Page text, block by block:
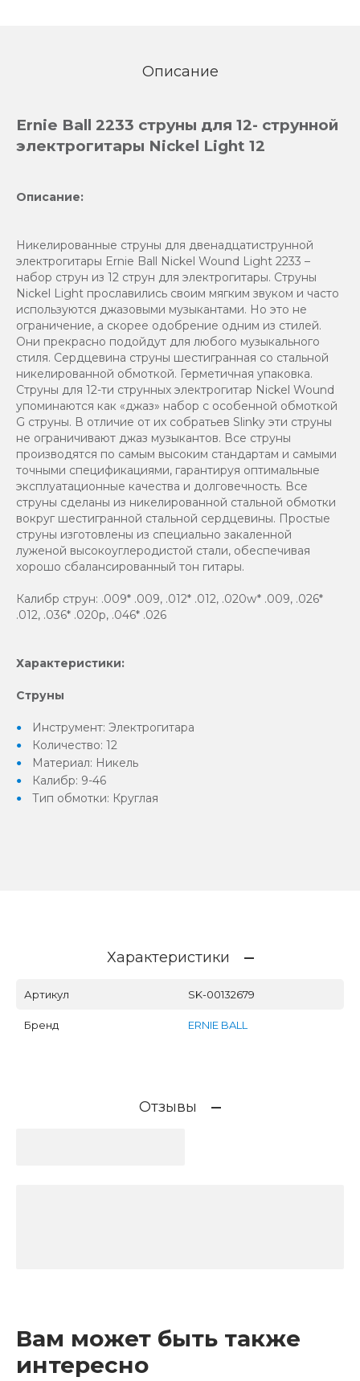
Описание
Ernie Ball 2233 струны для 12- струнной
электрогитары Nickel Light 12
Описание:
Никелированные струны для двенадцатиструнной
электрогитары Ernie Ball Nickel Wound Light 2233 –
набор струн из 12 струн для электрогитары. Струны
Nickel Light прославились своим мягким звуком и часто
используются джазовыми музыкантами. Но это не
ограничение, а скорее одобрение одним из стилей.
Они прекрасно подойдут для любого музыкального
стиля. Сердцевина струны шестигранная со стальной
никелированной обмоткой. Герметичная упаковка.
Струны для 12-ти струнных электрогитар Nickel Wound
упоминаются как «джаз» набор с особенной обмоткой
G струны. В отличие от их собратьев Slinky эти струны
не ограничивают джаз музыкантов. Все струны
производятся по самым высоким стандартам и самыми
точными спецификациями, гарантируя оптимальные
эксплуатационные качества и долговечность. Все
струны сделаны из никелированной стальной обмотки
вокруг шестигранной стальной сердцевины. Простые
струны изготовлены из специально закаленной
луженой высокоуглеродистой стали, обеспечивая
хорошо сбалансированный тон гитары.
Калибр струн: .009* .009, .012* .012, .020w* .009, .026*
.012, .036* .020p, .046* .026
Характеристики:
Струны
Инструмент: Электрогитара
Количество: 12
Материал: Никель
Калибр: 9-46
Тип обмотки: Круглая
Характеристики
Артикул SK-00132679
Бренд ERNIE BALL
Отзывы
Вам может быть также
интересно